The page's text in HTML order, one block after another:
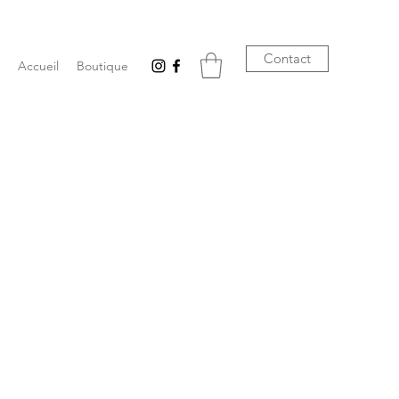
Accueil Boutique Contact